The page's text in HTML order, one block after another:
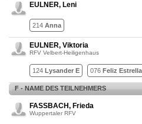
EULNER, Leni
214 Anna
EULNER, Viktoria
RFV Velbert-Heiligenhaus
124 Lysander E 076 Feliz Estrella
F - NAME DES TEILNEHMERS
FASSBACH, Frieda
Wuppertaler RFV